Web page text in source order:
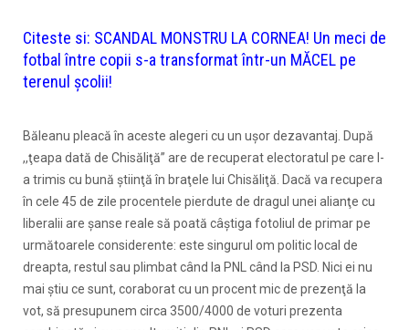
Citeste si: SCANDAL MONSTRU LA CORNEA! Un meci de
fotbal între copii s-a transformat într-un MĂCEL pe
terenul școlii!
Băleanu pleacă în aceste alegeri cu un uşor dezavantaj. După
,,ţeapa dată de Chisăliţă” are de recuperat electoratul pe care l-
a trimis cu bună ştiinţă în braţele lui Chisăliţă. Dacă va recupera
în cele 45 de zile procentele pierdute de dragul unei alianţe cu
liberalii are şanse reale să poată câştiga fotoliul de primar pe
următoarele considerente: este singurul om politic local de
dreapta, restul sau plimbat când la PNL când la PSD. Nici ei nu
mai ştiu ce sunt, coraborat cu un procent mic de prezenţă la
vot, să presupunem circa 3500/4000 de voturi prezenta